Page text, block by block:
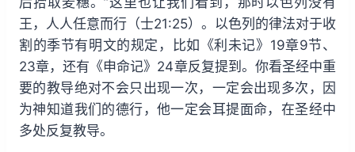
王，人人任意而行（士21:25）。以色列的律法对于收
割的季节有明文的规定，比如《利未记》19章9节、
23章，还有《申命记》24章反复提到。你看圣经中重
要的教导绝对不会只出现一次，一定会出现多次，因
为神知道我们的德行，他一定会耳提面命，在圣经中
多处反复教导。